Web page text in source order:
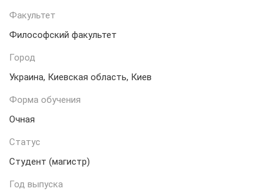
Факультет
Философский факультет
Город
Украина, Киевская область, Киев
Форма обучения
Очная
Статус
Студент (магистр)
Год выпуска